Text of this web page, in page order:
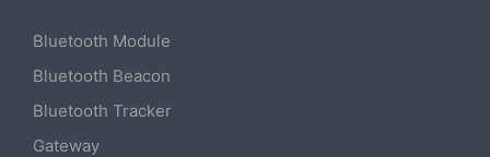
Bluetooth Module
Bluetooth Beacon
Bluetooth Tracker
Gateway